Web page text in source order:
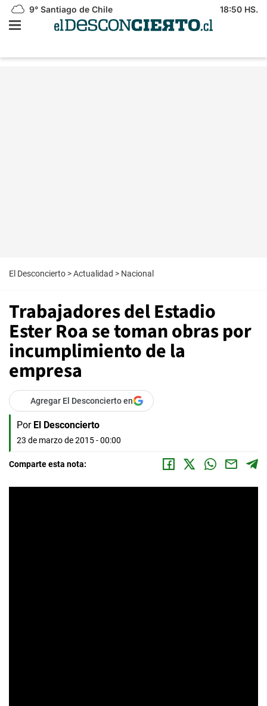
9° Santiago de Chile 18:50 HS.
El Desconcierto >Actualidad > Nacional
Trabajadores del Estadio
Ester Roa se toman obras por
incumplimiento de la
empresa
Agregar El Desconcierto en
Por El Desconcierto
23 de marzo de 2015 - 00:00
Comparte esta nota: